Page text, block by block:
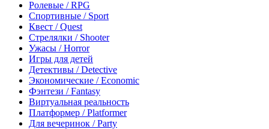
Ролевые / RPG
Спортивные / Sport
Квест / Quest
Стрелялки / Shooter
Ужасы / Horror
Игры для детей
Детективы / Detective
Экономические / Economic
Фэнтези / Fantasy
Виртуальная реальность
Платформер / Platformer
Для вечеринок / Party